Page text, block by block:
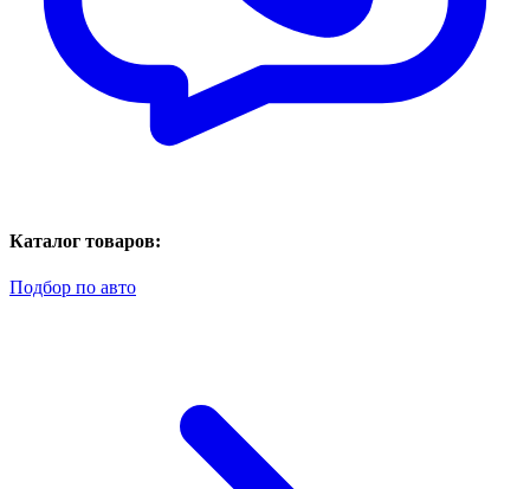
Каталог товаров:
Подбор по авто